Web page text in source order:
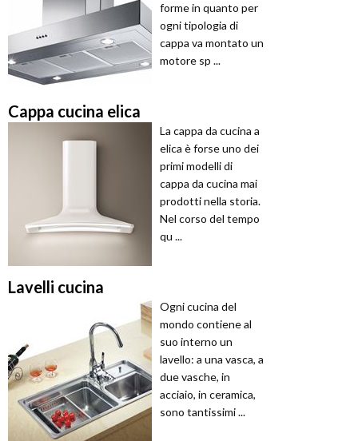
forme in quanto per
ogni tipologia di
cappa va montato un
motore sp ...
Cappa cucina elica
La cappa da cucina a
elica è forse uno dei
primi modelli di
cappa da cucina mai
prodotti nella storia.
Nel corso del tempo
qu ...
Lavelli cucina
Ogni cucina del
mondo contiene al
suo interno un
lavello: a una vasca, a
due vasche, in
acciaio, in ceramica,
sono tantissimi ...